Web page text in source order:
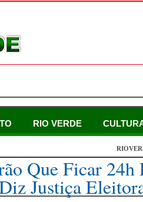
RIO VERDE
Que Ficar
Justiça